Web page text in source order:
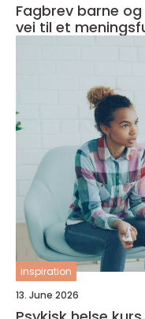
Fagbrev barne og
vei til et
inspiration
13. June 2026